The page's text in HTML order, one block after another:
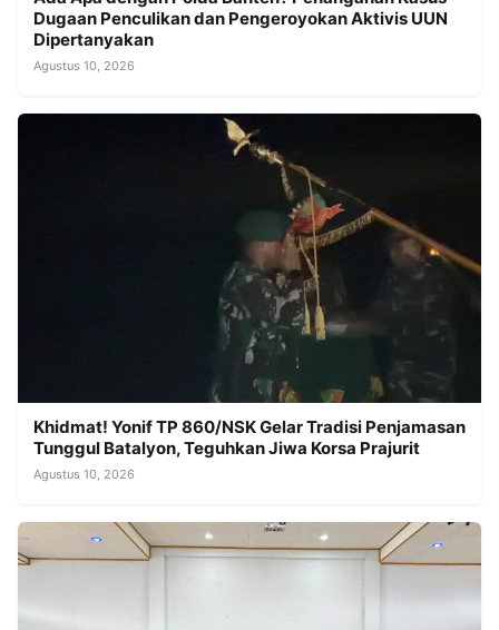
Dugaan Penculikan dan Pengeroyokan Aktivis UUN
Dipertanyakan
Agustus 10, 2026
Khidmat! Yonif TP 860/NSK Gelar Tradisi Penjamasan
Tunggul Batalyon, Teguhkan Jiwa Korsa Prajurit
Agustus 10, 2026